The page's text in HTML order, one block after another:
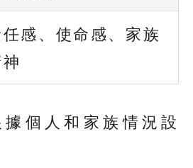
感、使命感、家族
個人和家族情況設